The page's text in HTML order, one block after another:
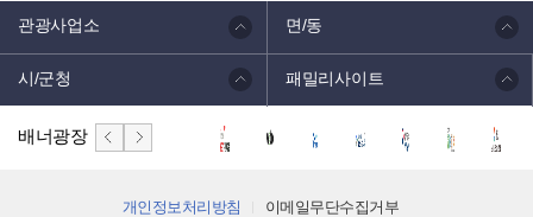
관광사업소 면/동
시/군청 패밀리사이트
배너광장
개인정보처리방침
이메일무단수집거부